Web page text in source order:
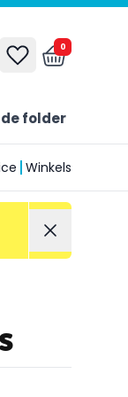
0
folder
Winkels